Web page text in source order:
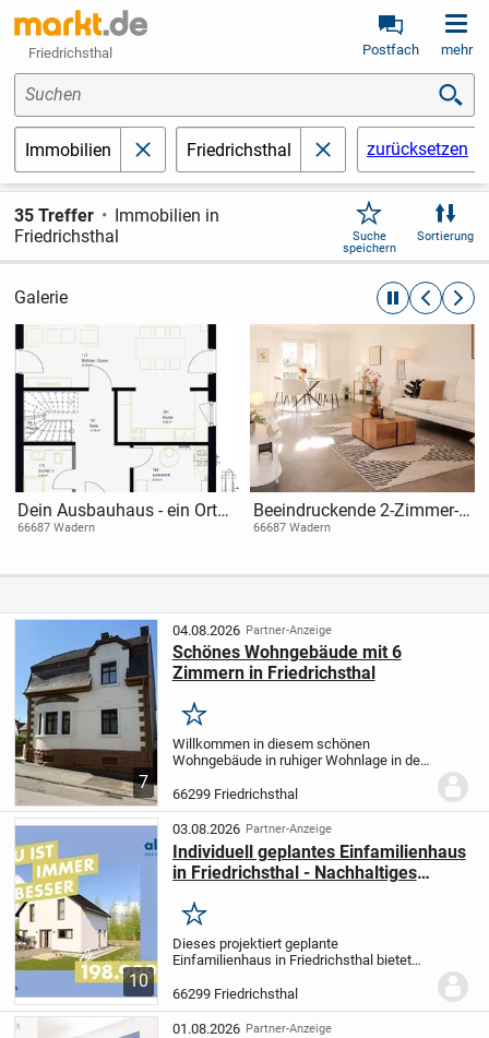
Friedrichsthal Postfach mehr
Suchen
Immobilien schließenFriedrichsthal schließenzurücksetzen
35 Treffer
Immobilien in
Friedrichsthal
Suche
speichern
Sortierung
Galerie automatische
Dein Ausbauhaus - ein Ort
zum Leben- mit Raum für
66687 Wadern
Beeindruckende 2-Zimmer-
Wohnung (UG) in
(barrierefrei) - inkl.
66687 Wadern
7
04.08.2026 Partner-Anzeige
Schönes Wohngebäude mit 6
Zimmern in Friedrichsthal
Merken
Willkommen in diesem schönen
Wohngebäude in ruhiger Wohnlage in der
bietet Ihnen im Erdgeschoss ca. 55 m²
Fläche und im Obergeschoss ca. 57 m².
Auf den beiden...
66299 Friedrichsthal
10
03.08.2026 Partner-Anzeige
Individuell geplantes Einfamilienhaus
in Friedrichsthal - Nachhaltiges
Flexibilität
Merken
Dieses projektiert geplante
Einfamilienhaus in Friedrichsthal bietet
Wohnfläche von 136,07 m² ein modernes
und komfortables Zuhause in einem
ruhigen Wohngebiet. Das...
66299 Friedrichsthal
01.08.2026 Partner-Anzeige